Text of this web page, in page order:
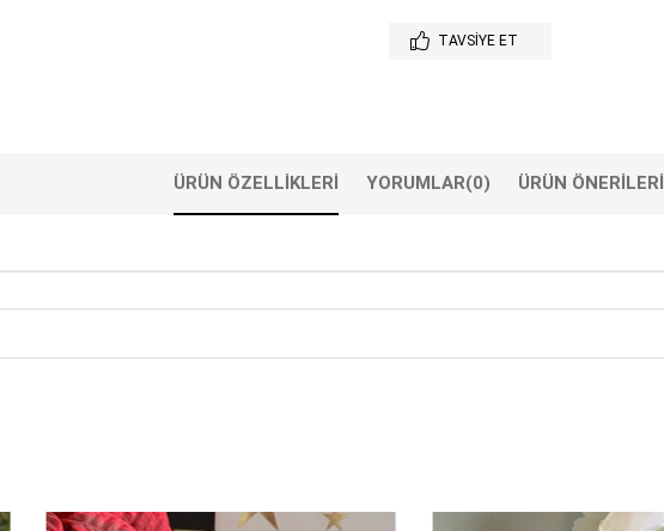
TAVSIYE ET
ÜRÜN ÖZELLIKLERI YORUMLAR(0) ÜRÜN ÖNERILERI